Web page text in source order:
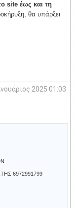
site έως και τη
θα υπάρξει
2025 01:03
6972991799